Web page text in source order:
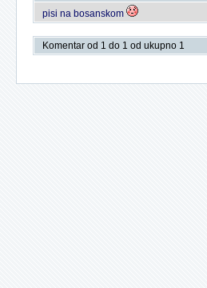
pisi na bosanskom
Komentar od 1 do 1 od ukupno 1